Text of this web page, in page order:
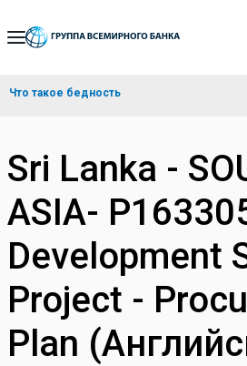
Skip
Navigation
Что такое бедность
Sri Lanka -
ASIA-
Development
Project -
Plan